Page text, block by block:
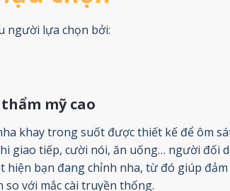
người lựa chọn bởi:
mỹ cao
khay trong suốt được thiết kế để ôm
giao tiếp, cười nói, ăn uống… người đối
hiện bạn đang chỉnh nha, từ đó giúp
so với mắc cài truyền thống.